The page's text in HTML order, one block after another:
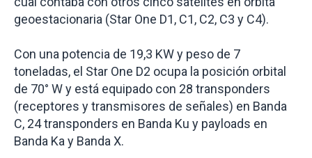
geoestacionaria (Star One D1, C1, C2, C3 y C4).
Con una potencia de 19,3 KW y peso de 7
toneladas, el Star One D2 ocupa la posición orbital
de 70° W y está equipado con 28 transponders
(receptores y transmisores de señales) en Banda
C, 24 transponders en Banda Ku y payloads en
Banda Ka y Banda X.